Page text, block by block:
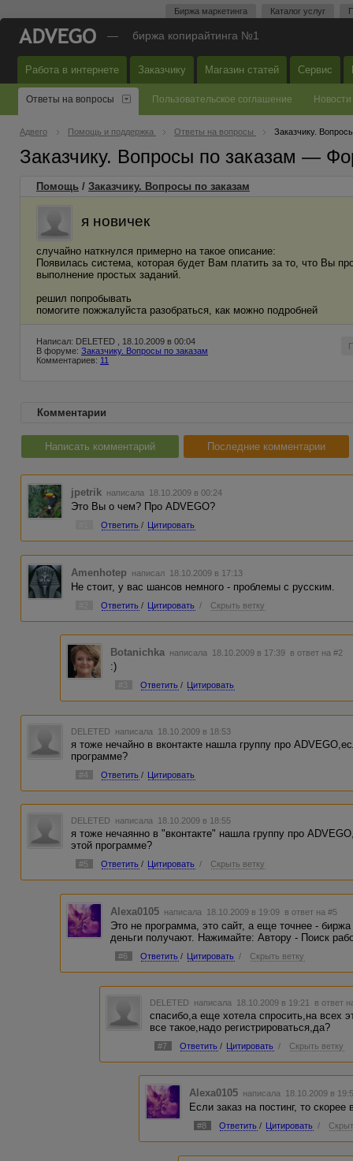
Биржа маркетинга Каталог услуг
— биржа копирайтинга №1
Работа в интернете Заказчику Магазин статей Сервис
Ответы на вопросы Пользовательское соглашение Новости
Адвего Помощь и поддержка Ответы на вопросы Заказчику.
Заказчику. Вопросы по заказам —
Помощь / Заказчику. Вопросы по заказам
я новичек
случайно наткнулся примерно на такое описание:
Появилась система, которая будет Вам платить за то, что Вы
выполнение простых заданий.
решил попробывать
помогите пожжалуйста разобраться, как можно подробней
Написал: DELETED , 18.10.2009 в 00:04
В форуме: Заказчику. Вопросы по заказам
Комментариев: 11
Комментарии
Написать комментарий Последние комментарии
jpetrik написала 18.10.2009 в 00:24
Это Вы о чем? Про ADVEGO?
Ответить / Цитировать
Amenhotep написал 18.10.2009 в 17:13
Не стоит, у вас шансов немного - проблемы с русским.
Ответить / Цитировать / Скрыть ветку
Botanichka написала 18.10.2009 в 17:39 в ответ на #2
:)
Ответить / Цитировать
DELETED написала 18.10.2009 в 18:53
я тоже нечайно в вконтакте нашла группу про
программе?
#4 Ответить / Цитировать
DELETED написала 18.10.2009 в 18:55
я тоже нечаянно в "вконтакте" нашла группу про
этой программе?
#5 Ответить / Цитировать / Скрыть ветку
Alexa0105 написала 18.10.2009 в 19:09 в ответ на #5
Это не программа, это сайт, а еще точнее -
деньги получают. Нажимайте: Автору - Поиск
#6 Ответить / Цитировать / Скрыть ветку
DELETED написала 18.10.2009 в 19:21 в ответ
спасибо,а еще хотела спросить,на всех
все такое,надо регистрироваться,да?
#7 Ответить / Цитировать / Скрыть ветку
Alexa0105 написала 18.10.2009 в
Если заказ на постинг, то скорее
#8 Ответить / Цитировать /